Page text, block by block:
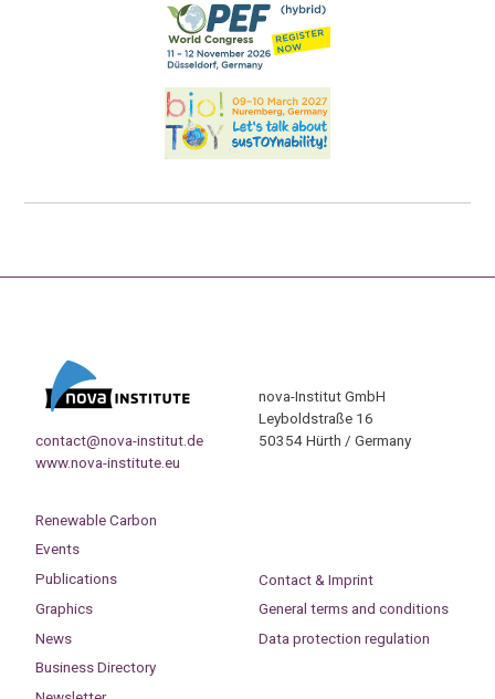
contact@nova-institut.de
www.nova-institute.eu
nova-Institut GmbH
Leyboldstraße 16
50354 Hürth / Germany
Renewable Carbon
Events
Publications
Graphics
News
Business Directory
Contact & Imprint
General terms and conditions
Data protection regulation